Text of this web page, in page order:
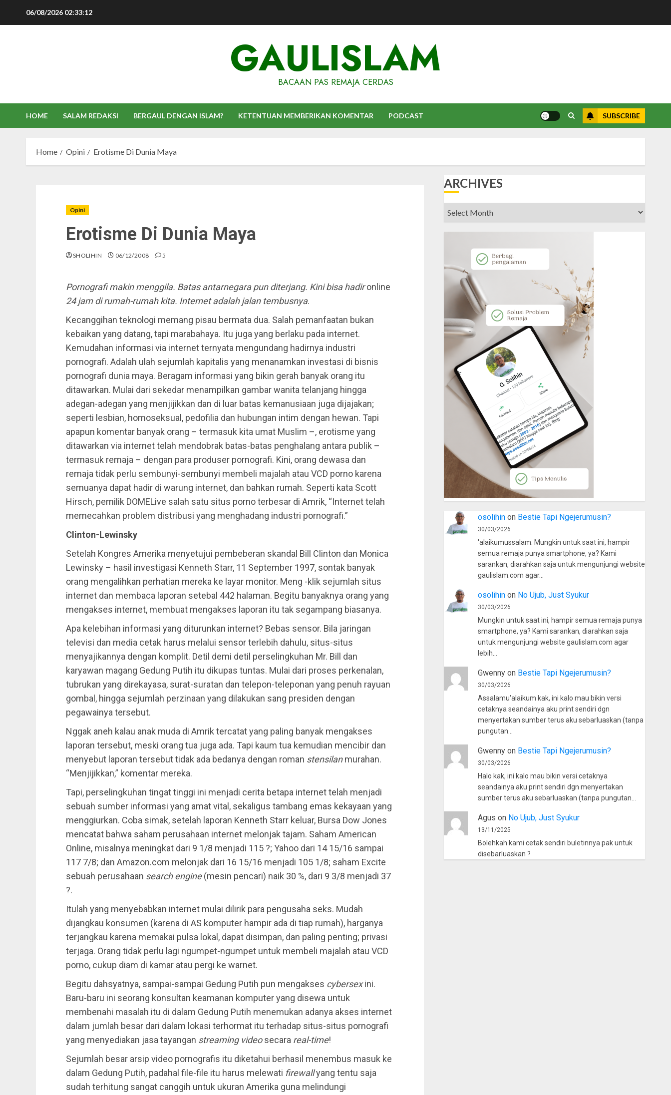
06/08/2026 02:33:13
GAULISLAM
BACAAN PAS REMAJA CERDAS
HOME SALAM REDAKSI BERGAUL DENGAN ISLAM? KETENTUAN MEMBERIKAN KOMENTAR PODCAST SUBSCRIBE
Home Opini Erotisme Di Dunia Maya
Opini
Erotisme Di Dunia Maya
SHOLIHIN 06/12/2008 5
Pornografi makin menggila. Batas antarnegara pun diterjang. Kini bisa hadironline
24 jam di rumah-rumah kita. Internet adalah jalan tembusnya.
Kecanggihan teknologi memang pisau bermata dua. Salah pemanfaatan bukan
kebaikan yang datang, tapi marabahaya. Itu juga yang berlaku pada internet.
Kemudahan informasi via internet ternyata mengundang hadirnya industri
pornografi. Adalah ulah sejumlah kapitalis yang menanamkan investasi di bisnis
pornografi dunia maya. Beragam informasi yang bikin gerah banyak orang itu
ditawarkan. Mulai dari sekedar menampilkan gambar wanita telanjang hingga
adegan-adegan yang menjijikkan dan di luar batas kemanusiaan juga dijajakan;
seperti lesbian, homoseksual, pedofilia dan hubungan intim dengan hewan. Tapi
apapun komentar banyak orang – termasuk kita umat Muslim –, erotisme yang
ditawarkan via internet telah mendobrak batas-batas penghalang antara publik –
termasuk remaja – dengan para produser pornografi. Kini, orang dewasa dan
remaja tidak perlu sembunyi-sembunyi membeli majalah atau VCD porno karena
semuanya dapat hadir di warung internet, dan bahkan rumah. Seperti kata Scott
Hirsch, pemilik DOMELive salah satu situs porno terbesar di Amrik, “Internet telah
memecahkan problem distribusi yang menghadang industri pornografi.”
Clinton-Lewinsky
Setelah Kongres Amerika menyetujui pembeberan skandal Bill Clinton dan Monica
Lewinsky – hasil investigasi Kenneth Starr, 11 September 1997, sontak banyak
orang mengalihkan perhatian mereka ke layar monitor. Meng -klik sejumlah situs
internet dan membaca laporan setebal 442 halaman. Begitu banyaknya orang yang
mengakses internet, membuat mengakses laporan itu tak segampang biasanya.
Apa kelebihan informasi yang diturunkan internet? Bebas sensor. Bila jaringan
televisi dan media cetak harus melalui sensor terlebih dahulu, situs-situs
menyajikannya dengan komplit. Detil demi detil perselingkuhan Mr. Bill dan
karyawan magang Gedung Putih itu dikupas tuntas. Mulai dari proses perkenalan,
tubrukan yang direkayasa, surat-suratan dan telepon-teleponan yang penuh rayuan
gombal, hingga sejumlah perzinaan yang dilakukan sang presiden dengan
pegawainya tersebut.
Nggak aneh kalau anak muda di Amrik tercatat yang paling banyak mengakses
laporan tersebut, meski orang tua juga ada. Tapi kaum tua kemudian mencibir dan
menyebut laporan tersebut tidak ada bedanya dengan roman stensilanmurahan.
“Menjijikkan,” komentar mereka.
Tapi, perselingkuhan tingat tinggi ini menjadi cerita betapa internet telah menjadi
sebuah sumber informasi yang amat vital, sekaligus tambang emas kekayaan yang
menggiurkan. Coba simak, setelah laporan Kenneth Starr keluar, Bursa Dow Jones
mencatat bahwa saham perusahaan internet melonjak tajam. Saham American
Online, misalnya meningkat dari 9 1/8 menjadi 115 ?; Yahoo dari 14 15/16 sampai
117 7/8; dan Amazon.com melonjak dari 16 15/16 menjadi 105 1/8; saham Excite
sebuah perusahaan search engine(mesin pencari) naik 30 %, dari 9 3/8 menjadi 37
?.
Itulah yang menyebabkan internet mulai dilirik para pengusaha seks. Mudah
dijangkau konsumen (karena di AS komputer hampir ada di tiap rumah), harganya
terjangkau karena memakai pulsa lokal, dapat disimpan, dan paling penting; privasi
terjaga. Orang tidak perlu lagi ngumpet-ngumpet untuk membeli majalah atau VCD
porno, cukup diam di kamar atau pergi ke warnet.
Begitu dahsyatnya, sampai-sampai Gedung Putih pun mengakses cybersexini.
Baru-baru ini seorang konsultan keamanan komputer yang disewa untuk
membenahi masalah itu di dalam Gedung Putih menemukan adanya akses internet
dalam jumlah besar dari dalam lokasi terhormat itu terhadap situs-situs pornografi
yang menyediakan jasa tayangan streaming videosecara real-time!
Sejumlah besar arsip video pornografis itu diketahui berhasil menembus masuk ke
dalam Gedung Putih, padahal file-file itu harus melewati firewallyang tentu saja
sudah terhitung sangat canggih untuk ukuran Amerika guna melindungi
ARCHIVES
Archives
osolihinon Bestie Tapi Ngejerumusin?
30/03/2026
'alaikumussalam. Mungkin untuk saat ini, hampir
semua remaja punya smartphone, ya? Kami
sarankan, diarahkan saja untuk mengunjungi website
gaulislam.com agar…
osolihinon No Ujub, Just Syukur
30/03/2026
Mungkin untuk saat ini, hampir semua remaja punya
smartphone, ya? Kami sarankan, diarahkan saja
untuk mengunjungi website gaulislam.com agar
lebih…
Gwennyon Bestie Tapi Ngejerumusin?
30/03/2026
Assalamu'alaikum kak, ini kalo mau bikin versi
cetaknya seandainya aku print sendiri dgn
menyertakan sumber terus aku sebarluaskan (tanpa
pungutan…
Gwennyon Bestie Tapi Ngejerumusin?
30/03/2026
Halo kak, ini kalo mau bikin versi cetaknya
seandainya aku print sendiri dgn menyertakan
sumber terus aku sebarluaskan (tanpa pungutan…
Agus on No Ujub, Just Syukur
13/11/2025
Bolehkah kami cetak sendiri buletinnya pak untuk
disebarluaskan ?